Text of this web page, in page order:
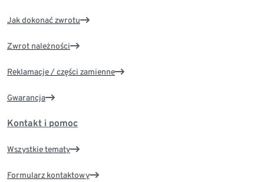
Jak dokonać zwrotu
Zwrot należności
Reklamacje / części zamienne
Gwarancja
Kontakt i pomoc
Wszystkie tematy
Formularz kontaktowy